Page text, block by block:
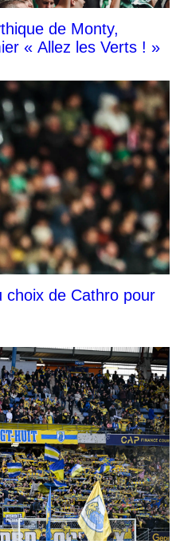
de Monty,
« Allez les Verts ! »
choix de Cathro pour